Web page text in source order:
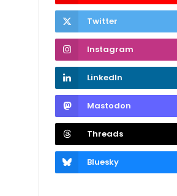
Twitter
Instagram
LinkedIn
Mastodon
Threads
Bluesky